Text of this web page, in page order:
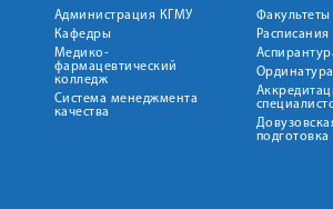
Администрация КГМУ
Кафедры
Медико-
фармацевтический
колледж
Система менеджмента
качества
Факультеты
Расписания
Ординатура
подготовка